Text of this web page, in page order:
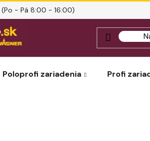
(Po - Pá 8:00 - 16:00)
Poloprofi zariadenia Profi